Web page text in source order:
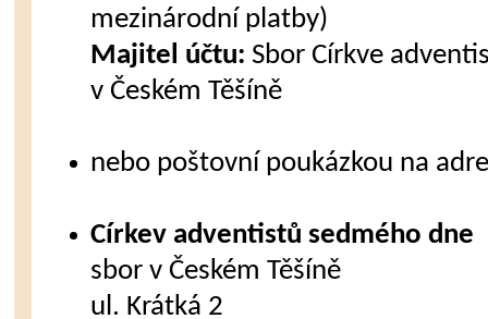
mezinárodní platby)
Majitel účtu: Sbor Církve
v Českém Těšíně
nebo poštovní poukázkou na
Církev adventistů sedmého dne
sbor v Českém Těšíně
ul. Krátká 2